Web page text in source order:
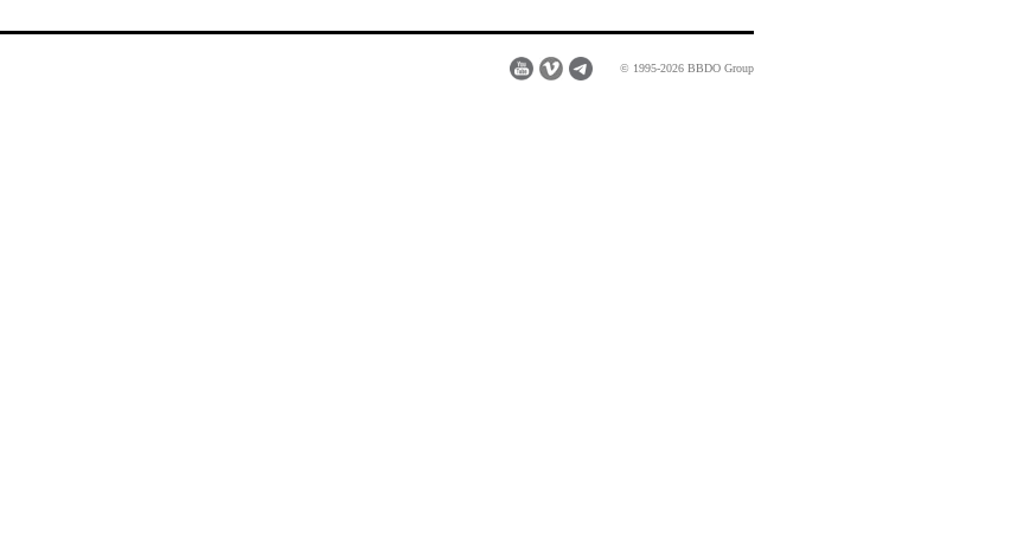
© 1995-2026 BBDO Group